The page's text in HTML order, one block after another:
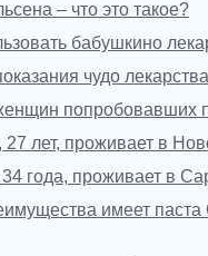
– что это такое?
бабушкино
чудо лекарства
попробовавших
лет, проживает в
года, проживает в
имеет паста